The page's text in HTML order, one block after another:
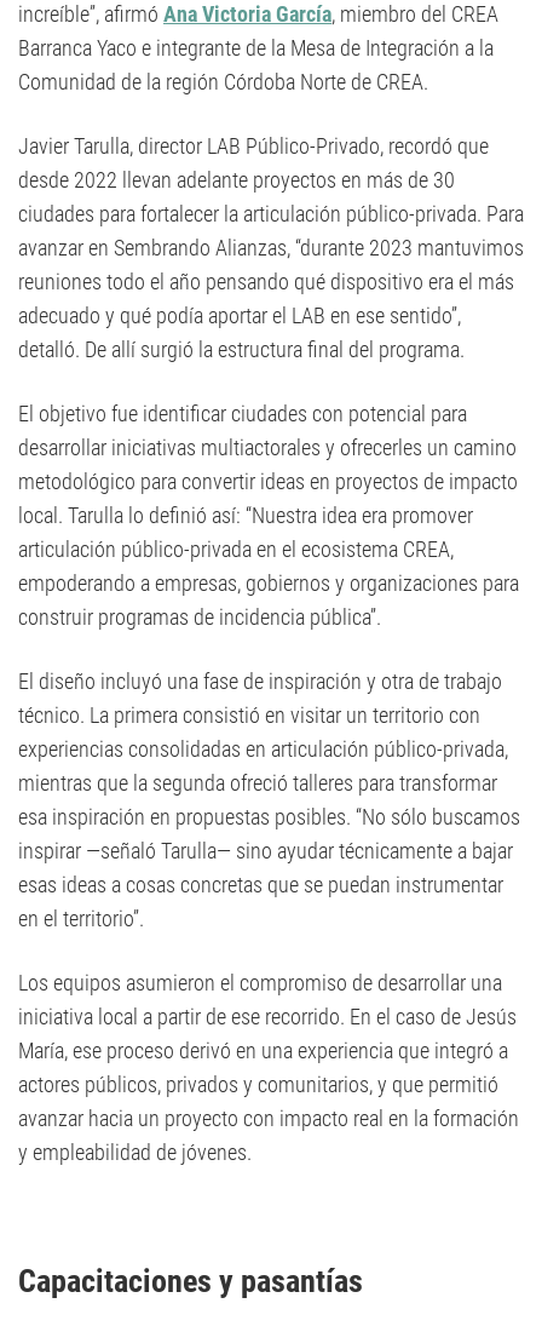
increíble”, afirmó Ana Victoria García, miembro del CREA
Barranca Yaco e integrante de la Mesa de Integración a la
Comunidad de la región Córdoba Norte de CREA.
Javier Tarulla, director LAB Público-Privado, recordó que
desde 2022 llevan adelante proyectos en más de 30
ciudades para fortalecer la articulación público-privada. Para
avanzar en Sembrando Alianzas, “durante 2023 mantuvimos
reuniones todo el año pensando qué dispositivo era el más
adecuado y qué podía aportar el LAB en ese sentido”,
detalló. De allí surgió la estructura final del programa.
El objetivo fue identificar ciudades con potencial para
desarrollar iniciativas multiactorales y ofrecerles un camino
metodológico para convertir ideas en proyectos de impacto
local. Tarulla lo definió así: “Nuestra idea era promover
articulación público-privada en el ecosistema CREA,
empoderando a empresas, gobiernos y organizaciones para
construir programas de incidencia pública”.
El diseño incluyó una fase de inspiración y otra de trabajo
técnico. La primera consistió en visitar un territorio con
experiencias consolidadas en articulación público-privada,
mientras que la segunda ofreció talleres para transformar
esa inspiración en propuestas posibles. “No sólo buscamos
inspirar —señaló Tarulla— sino ayudar técnicamente a bajar
esas ideas a cosas concretas que se puedan instrumentar
en el territorio”.
Los equipos asumieron el compromiso de desarrollar una
iniciativa local a partir de ese recorrido. En el caso de Jesús
María, ese proceso derivó en una experiencia que integró a
actores públicos, privados y comunitarios, y que permitió
avanzar hacia un proyecto con impacto real en la formación
y empleabilidad de jóvenes.
Capacitaciones y pasantías